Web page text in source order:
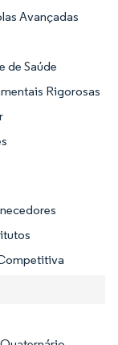
Avançadas
de Saúde
Rigorosas